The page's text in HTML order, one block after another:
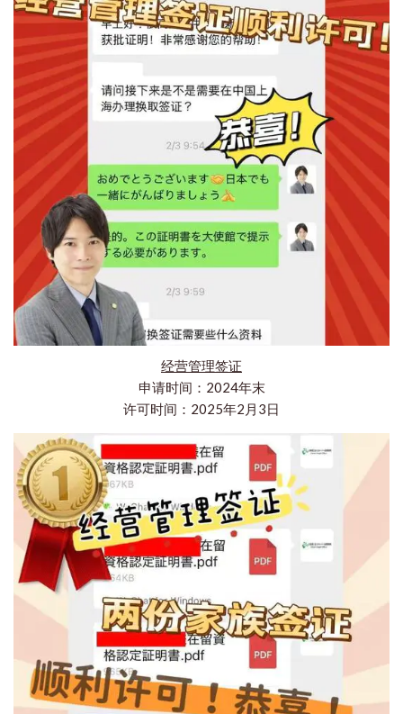
经营管理签证
申请时间：2024年末
许可时间：2025年2月3日